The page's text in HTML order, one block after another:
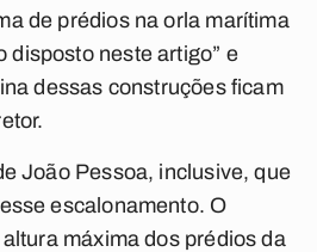
de prédios na orla marítima
disposto neste artigo” e
dessas construções ficam
João Pessoa, inclusive, que
escalonamento. O
máxima dos prédios da